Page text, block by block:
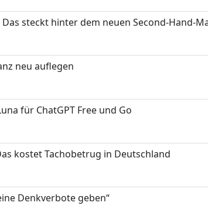
Das steckt hinter dem neuen Second-Hand-
neu auflegen
für ChatGPT Free und Go
kostet Tachobetrug in Deutschland
Denkverbote geben“